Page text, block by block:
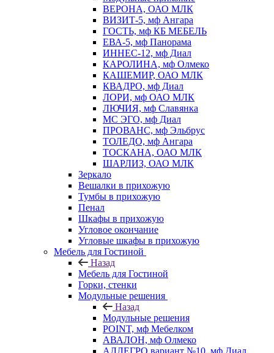
ВЕРОНА, ОАО МЛК
ВИЗИТ-5, мф Ангара
ГОСТЬ, мф КБ МЕБЕЛЬ
ЕВА-5, мф Панорама
ИННЕС-12, мф Диал
КАРОЛИНА, мф Олмеко
КАШЕМИР, ОАО МЛК
КВАДРО, мф Диал
ЛОРИ, мф ОАО МЛК
ЛЮЧИЯ, мф Славянка
МС ЭГО, мф Диал
ПРОВАНС, мф Эльбрус
ТОЛЕДО, мф Ангара
ТОСКАНА, ОАО МЛК
ШАРЛИЗ, ОАО МЛК
Зеркало
Вешалки в прихожую
Тумбы в прихожую
Пенал
Шкафы в прихожую
Угловое окончание
Угловые шкафы в прихожую
Мебель для Гостиной
Назад
Мебель для Гостиной
Горки, стенки
Модульные решения
Назад
Модульные решения
POINT, мф Мебелком
АВАЛОН, мф Олмеко
АЛЛЕГРО вариант №10, мф Диал